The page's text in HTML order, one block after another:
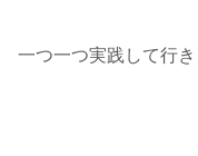
一つ一つ実践して行き